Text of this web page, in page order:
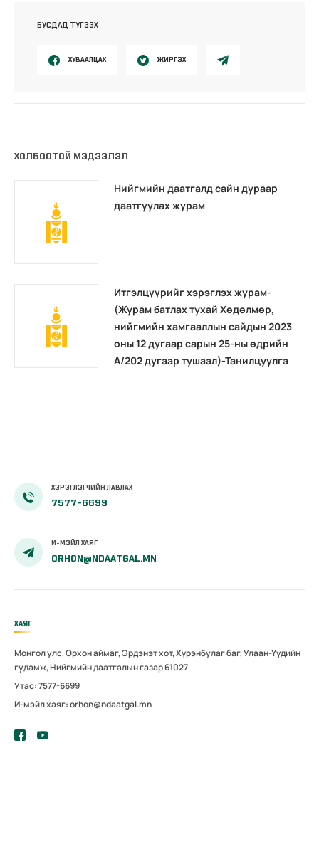
БУСДАД ТҮГЭЭХ
ХУВААЛЦАХ ЖИРГЭХ
ХОЛБООТОЙ МЭДЭЭЛЭЛ
Нийгмийн даатгалд сайн дураар
даатгуулах журам
Итгэлцүүрийг хэрэглэх журам-
(Журам батлах тухай Хөдөлмөр,
нийгмийн хамгааллын сайдын 2023
оны 12 дугаар сарын 25-ны өдрийн
А/202 дугаар тушаал)-Танилцуулга
ХЭРЭГЛЭГЧИЙН ЛАВЛАХ
7577-6699
И-МЭЙЛ ХАЯГ
ORHON@NDAATGAL.MN
ХАЯГ
Монгол улс, Орхон аймаг, Эрдэнэт хот, Хүрэнбулаг баг, Улаан-Үүдийн
гудамж, Нийгмийн даатгалын газар 61027
Утас: 7577-6699
И-мэйл хаяг: orhon@ndaatgal.mn